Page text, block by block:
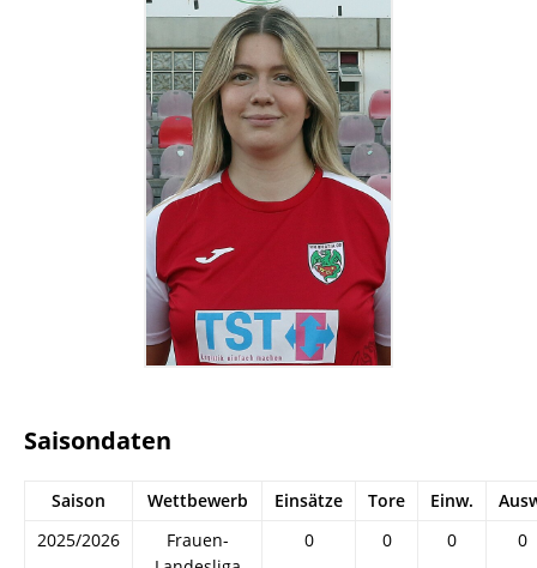
Saisondaten
Saison Wettbewerb Einsätze Tore Einw.
2025/2026
Frauen-
0 0 0 0